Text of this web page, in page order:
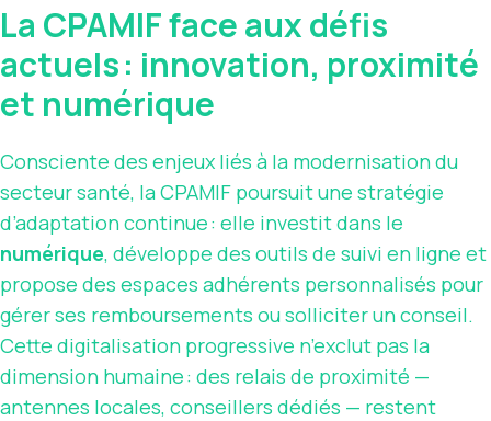
La CPAMIF face aux défis
actuels : innovation, proximité
et numérique
Consciente des enjeux liés à la modernisation du
secteur santé, la CPAMIF poursuit une stratégie
d’adaptation continue : elle investit dans le
numérique, développe des outils de suivi en ligne et
propose des espaces adhérents personnalisés pour
gérer ses remboursements ou solliciter un conseil.
Cette digitalisation progressive n’exclut pas la
dimension humaine : des relais de proximité —
antennes locales, conseillers dédiés — restent